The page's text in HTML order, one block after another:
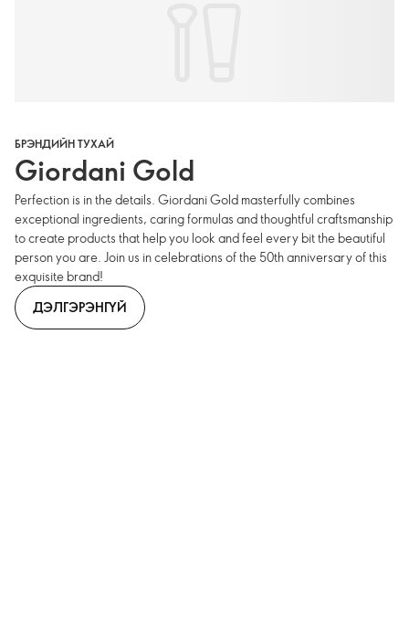
БРЭНДИЙН ТУХАЙ
Giordani Gold
Perfection is in the details. Giordani Gold masterfully combines
exceptional ingredients, caring formulas and thoughtful craftsmanship
to create products that help you look and feel every bit the beautiful
person you are. Join us in celebrations of the 50th anniversary of this
exquisite brand!
ДЭЛГЭРЭНГҮЙ